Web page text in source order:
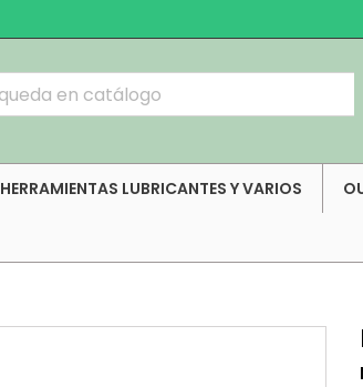
HERRAMIENTAS LUBRICANTES Y VARIOS